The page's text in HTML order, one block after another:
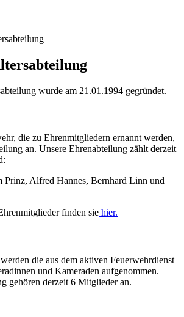
wurde am 21.01.1994 gegründet.
die zu Ehrenmitgliedern ernannt werden,
an. Unsere Ehrenabteilung zählt derzeit
Prinz, Alfred Hannes, Bernhard Linn und
finden sie hier.
die aus dem aktiven Feuerwehrdienst
und Kameraden aufgenommen.
gehören derzeit 6 Mitglieder an.